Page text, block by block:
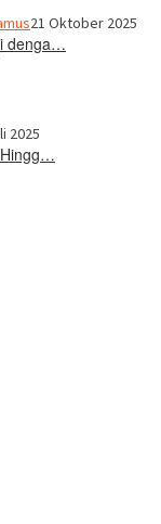
21 Oktober 2025
denga…
2025
Hingg…